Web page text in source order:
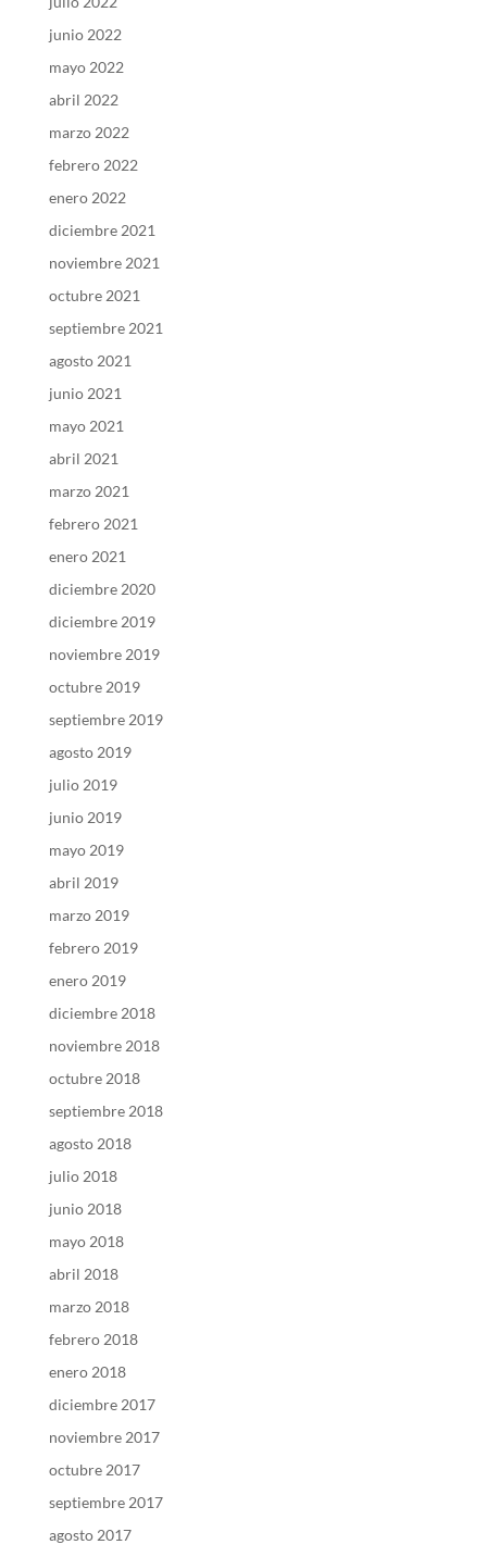
junio 2022
mayo 2022
abril 2022
marzo 2022
febrero 2022
enero 2022
diciembre 2021
noviembre 2021
octubre 2021
septiembre 2021
agosto 2021
junio 2021
mayo 2021
abril 2021
marzo 2021
febrero 2021
enero 2021
diciembre 2020
diciembre 2019
noviembre 2019
octubre 2019
septiembre 2019
agosto 2019
julio 2019
junio 2019
mayo 2019
abril 2019
marzo 2019
febrero 2019
enero 2019
diciembre 2018
noviembre 2018
octubre 2018
septiembre 2018
agosto 2018
julio 2018
junio 2018
mayo 2018
abril 2018
marzo 2018
febrero 2018
enero 2018
diciembre 2017
noviembre 2017
octubre 2017
septiembre 2017
agosto 2017